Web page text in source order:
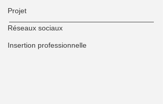
Projet
Réseaux sociaux
Insertion professionnelle